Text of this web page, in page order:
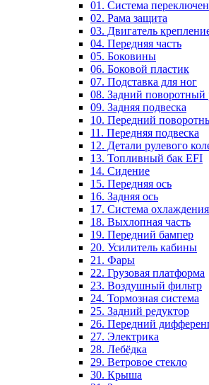
01. Система
02. Рама защита
03. Двигатель
04. Передняя часть
05. Боковины
06. Боковой пластик
07. Подставка для ног
08. Задний поворотный
09. Задняя подвеска
10. Передний
11. Передняя подвеска
12. Детали рулевого
13. Топливный бак EFI
14. Сидение
15. Передняя ось
16. Задняя ось
17. Система охлаждения
18. Выхлопная часть
19. Передний бампер
20. Усилитель кабины
21. Фары
22. Грузовая платформа
23. Воздушный фильтр
24. Тормозная система
25. Задний редуктор
26. Передний
27. Электрика
28. Лебёдка
29. Ветровое стекло
30. Крыша